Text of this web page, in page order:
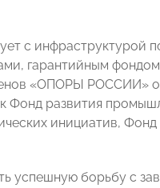
с инфраструктурой
гарантийным
«ОПОРЫ РОССИИ»
Фонд развития
инициатив,
успешную борьбу с